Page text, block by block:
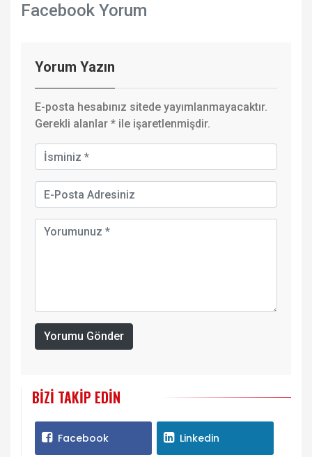
Facebook Yorum
Yorum Yazın
E-posta hesabınız sitede yayımlanmayacaktır.
Gerekli alanlar * ile işaretlenmişdir.
Yorumu Gönder
BIZI TAKIP EDIN
Facebook Linkedin